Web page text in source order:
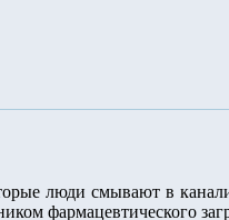
люди смывают в
фармацевтического